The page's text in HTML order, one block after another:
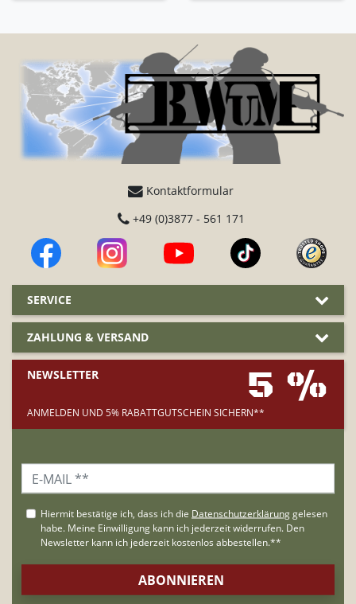
Kontaktformular
+49 (0)3877 - 561 171
SERVICE
ZAHLUNG & VERSAND
NEWSLETTER 5 %
ANMELDEN UND 5% RABATTGUTSCHEIN SICHERN**